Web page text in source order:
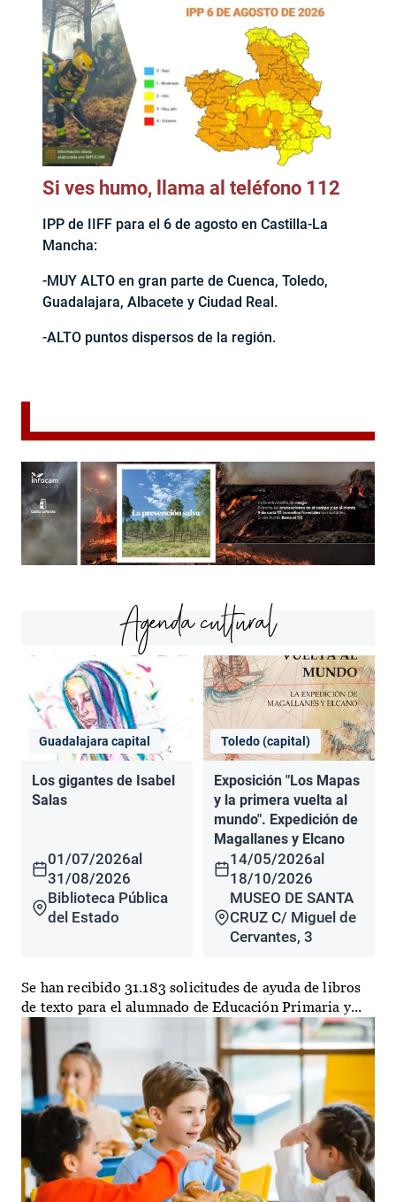
Si ves humo, llama al teléfono 112
IPP de IIFF para el 6 de agosto en Castilla-La
Mancha:
-MUY ALTO en gran parte de Cuenca, Toledo,
Guadalajara, Albacete y Ciudad Real.
-ALTO puntos dispersos de la región.
Agenda cultural
Guadalajara capital
Los gigantes de Isabel
Salas
01/07/2026al
31/08/2026
Biblioteca Pública
del Estado
Toledo (capital)
Exposición "Los Mapas
y la primera vuelta al
mundo". Expedición de
Magallanes y Elcano
14/05/2026al
18/10/2026
MUSEO DE SANTA
CRUZ C/ Miguel de
Cervantes, 3
Se han recibido 31.183 solicitudes de ayuda de libros
de texto para el alumnado de Educación Primaria y...